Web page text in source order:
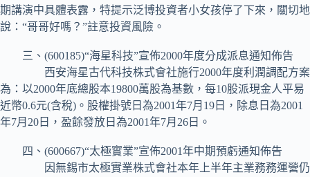
期講演中具體表露，特提示泛博投資者小女孩停了下來，關切地
說：“哥哥好嗎？”註意投資風險。
三、(600185)“海星科技”宣佈2000年度分成派息通知佈告
西安海星古代科技株式會社施行2000年度利潤調配方案
為：以2000年底總股本19800萬股為基數，每10股派現金人平易
近幣0.6元(含稅)。股權掛號日為2001年7月19日，除息日為2001
年7月20日，盈餘發放日為2001年7月26日。
四、(600667)“太極實業”宣佈2001年中期預虧通知佈告
因無錫市太極實業株式會社本年上半年主業務務運營仍